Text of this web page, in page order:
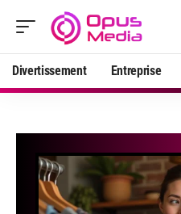
Divertissement Entreprise